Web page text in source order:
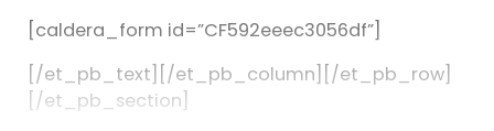
[caldera_form id=”CF592eeec3056df”]
[/et_pb_text][/et_pb_column][/et_pb_row]
[/et_pb_section]